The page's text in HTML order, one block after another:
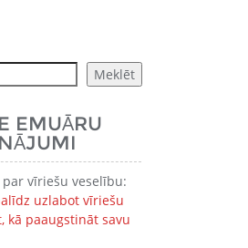
Meklēt
EMUĀRU
par vīriešu veselību:
uzlabot vīriešu
kā paaugstināt savu